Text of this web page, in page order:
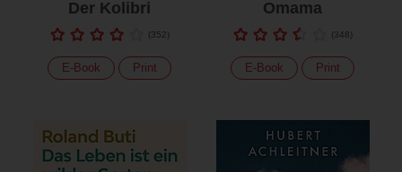
Der Kolibri
(352)
E-Book Print
Omama
(348)
E-Book Print